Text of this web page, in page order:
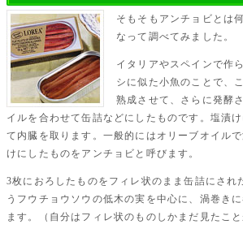
そもそもアンチョビとは
なって調べてみました。
イタリアやスペインで作
シに似た小魚のことで、
熟成させて、さらに発酵
イルを合わせて缶詰などにしたものです。塩漬
て内臓を取ります。一般的にはオリーブオイル
けにしたものをアンチョビと呼びます。
3枚におろしたものをフィレ状のまま缶詰にされ
うフウチョウソウの低木の実を中心に、渦巻き
ます。（自分はフィレ状のものしかまだ見たこと